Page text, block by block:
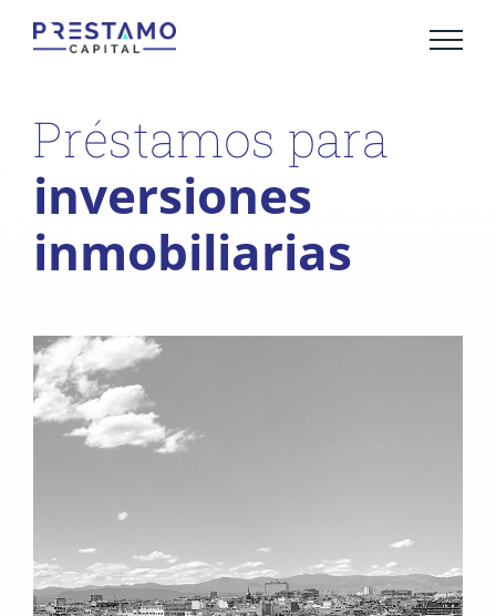
Saltar
Préstamos para
inversiones
inmobiliarias